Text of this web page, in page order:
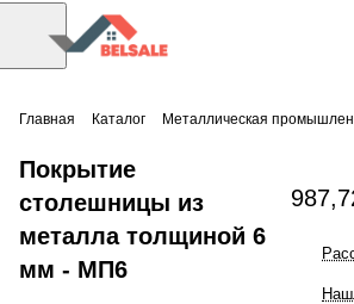
Главная Каталог Металлическая
Покрытие
столешницы из
металла толщиной 6
мм - МП6